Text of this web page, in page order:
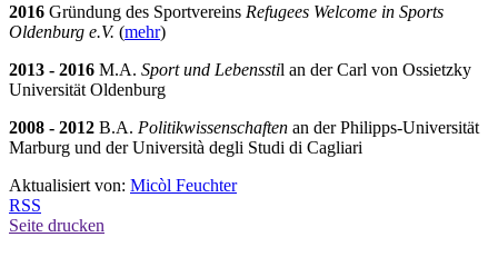
2016 Gründung des Sportvereins Refugees Welcome in Sports
Oldenburg e.V. (mehr)
2013 - 2016 M.A. Sport und Lebensstil an der Carl von Ossietzky
Universität Oldenburg
2008 - 2012 B.A. Politikwissenschaften an der Philipps-Universität
Marburg und der Università degli Studi di Cagliari
Aktualisiert von: Micòl Feuchter
RSS
Seite drucken